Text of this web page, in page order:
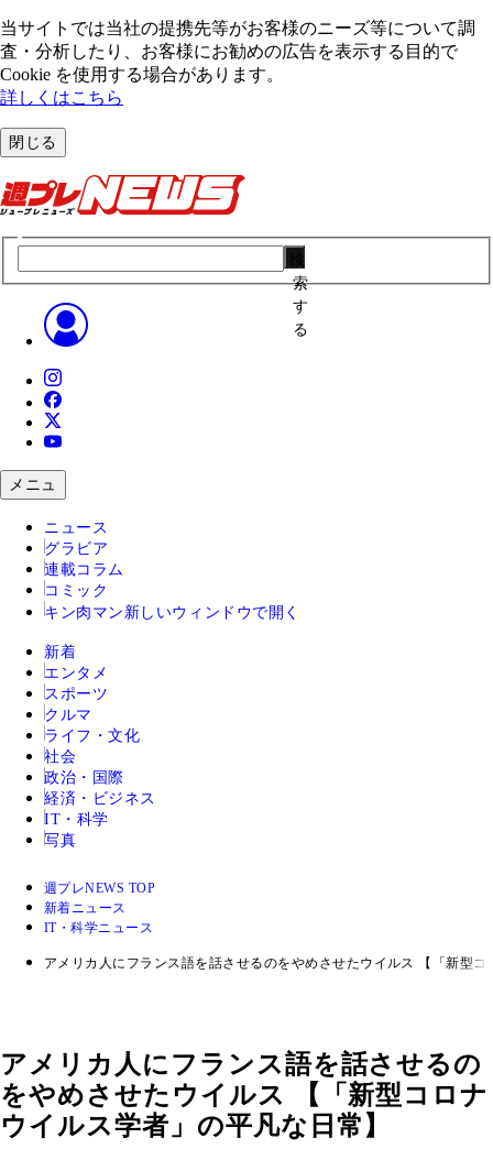
当サイトでは当社の提携先等がお客様のニーズ等について調
査・分析したり、お客様にお勧めの広告を表⽰する⽬的で
Cookie を使⽤する場合があります。
詳しくはこちら
閉じる
索
す
る
メニュ
ニュース
グラビア
連載コラム
コミック
キン肉マン 新しいウィンドウで開く
新着
エンタメ
スポーツ
クルマ
ライフ・文化
社会
政治・国際
経済・ビジネス
IT・科学
写真
週プレNEWS TOP
新着ニュース
IT・科学ニュース
アメリカ人にフランス語を話させるのをやめさせたウイルス 【「新型
アメリカ人にフランス語を話させるの
をやめさせたウイルス 【「新型コロナ
ウイルス学者」の平凡な日常】